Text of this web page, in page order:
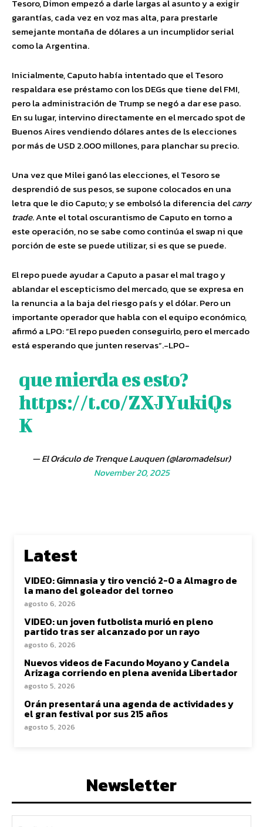
Tesoro, Dimon empezó a darle largas al asunto y a exigir
garantías, cada vez en voz mas alta, para prestarle
semejante montaña de dólares a un incumplidor serial
como la Argentina.
Inicialmente, Caputo había intentado que el Tesoro
respaldara ese préstamo con los DEGs que tiene del FMI,
pero la administración de Trump se negó a dar ese paso.
En su lugar, intervino directamente en el mercado spot de
Buenos Aires vendiendo dólares antes de ls elecciones
por más de USD 2.000 millones, para planchar su precio.
Una vez que Milei ganó las elecciones, el Tesoro se
desprendió de sus pesos, se supone colocados en una
letra que le dio Caputo; y se embolsó la diferencia delcarry
trade. Ante el total oscurantismo de Caputo en torno a
este operación, no se sabe como continúa el swap ni que
porción de este se puede utilizar, si es que se puede.
El repo puede ayudar a Caputo a pasar el mal trago y
ablandar el escepticismo del mercado, que se expresa en
la renuncia a la baja del riesgo país y el dólar. Pero un
importante operador que habla con el equipo económico,
afirmó a LPO: “El repo pueden conseguirlo, pero el mercado
está esperando que junten reservas”.-LPO-
que mierda es esto?
https://t.co/ZXJYukiQs
K
— El Oráculo de Trenque Lauquen (@laromadelsur)
November 20, 2025
Latest
VIDEO: Gimnasia y tiro venció 2-0 a Almagro de
la mano del goleador del torneo
agosto 6, 2026
VIDEO: un joven futbolista murió en pleno
partido tras ser alcanzado por un rayo
agosto 6, 2026
Nuevos videos de Facundo Moyano y Candela
Arizaga corriendo en plena avenida Libertador
agosto 5, 2026
Orán presentará una agenda de actividades y
el gran festival por sus 215 años
agosto 5, 2026
Newsletter